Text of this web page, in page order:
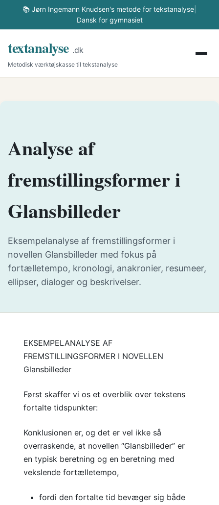
📚 Jørn Ingemann Knudsen's metode for tekstanalyse
Dansk for gymnasiet
textanalyse .dk
Metodisk værktøjskasse til tekstanalyse
Analyse af
fremstillingsformer i
Glansbilleder
Eksempelanalyse af fremstillingsformer i
novellen Glansbilleder med fokus på
fortælletempo, kronologi, anakronier, resumeer,
ellipser, dialoger og beskrivelser.
EKSEMPELANALYSE AF
FREMSTILLINGSFORMER I NOVELLEN
Glansbilleder
Først skaffer vi os et overblik over tekstens
fortalte tidspunkter:
Konklusionen er, og det er vel ikke så
overraskende, at novellen “Glansbilleder” er
en typisk beretning og en beretning med
vekslende fortælletempo,
fordi den fortalte tid bevæger sig både